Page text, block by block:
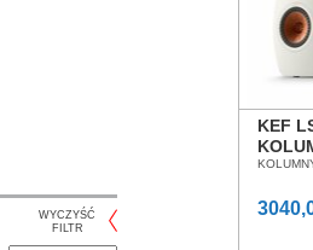
WYCZYŚĆ
FILTR
KEF